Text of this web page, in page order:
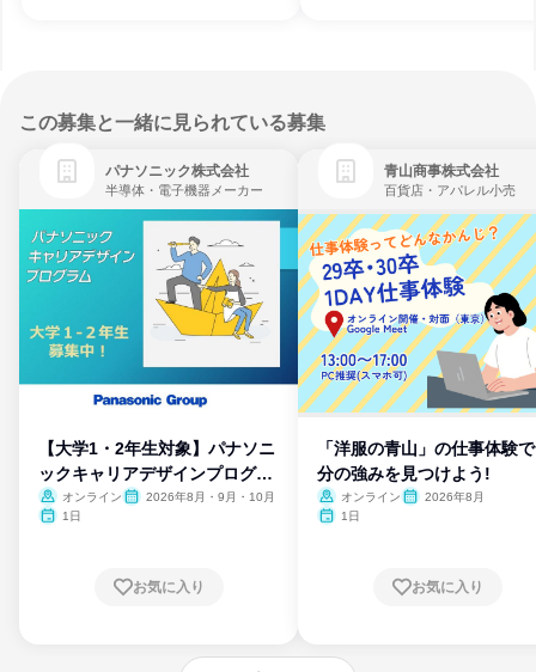
この募集と一緒に見られている募集
パナソニック株式会社
半導体・電子機器メーカー
【大学1・2年生対象】パナソニ
ックキャリアデザインプログラ
ム
オンライン
2026年8月・9月・10月
1日
お気に入り
青山商事株式会社
百貨店・アパレル小売
「洋服の青山」の仕事体験
分の強みを見つけよう!
オンライン
2026年8月
1日
お気に入り